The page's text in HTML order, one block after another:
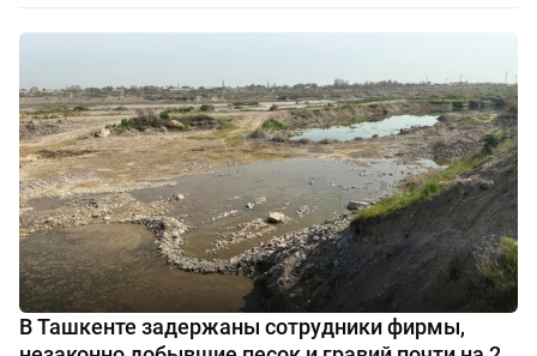
В Ташкенте задержаны сотрудники фирмы,